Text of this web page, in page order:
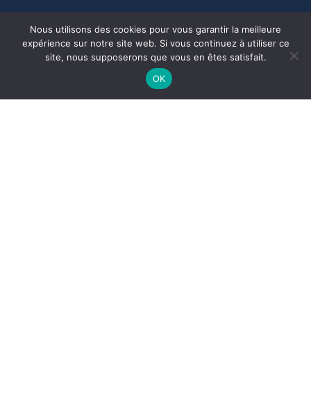
– Du lundi au jeudi de 8h30 à 12h30 et de 14h00 à 17h30
– Vendredi de 8h30 à 12h30 et de 14h00 à 16h30
– Samedi (Accueil) de 9h à 12h, du 1er avril au 31 octobre.
Nous utilisons des cookies pour vous garantir la meilleure
expérience sur notre site web. Si vous continuez à utiliser ce
site, nous supposerons que vous en êtes satisfait.
OK